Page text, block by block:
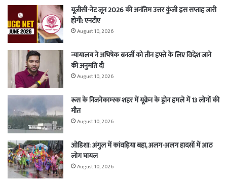
यूजीसी-नेट जून 2026 की अनंतिम उत्तर कुंजी इस सप्ताह जारी
होगी: एनटीए
August 10, 2026
न्यायालय ने अभिषेक बनर्जी को तीन हफ्ते के लिए विदेश जाने
की अनुमति दी
August 10, 2026
रूस के निजनेकाम्स्क शहर में यूक्रेन के ड्रोन हमले में 13 लोगों की
मौत
August 10, 2026
ओडिशा: अंगुल में कांवड़िया बहा, अलग-अलग हादसों में आठ
लोग घायल
August 10, 2026